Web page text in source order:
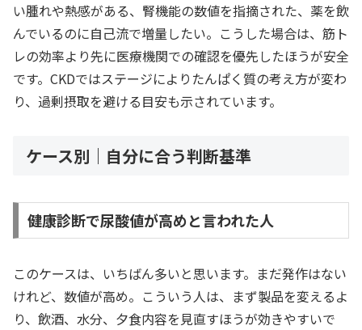
い腫れや熱感がある、腎機能の数値を指摘された、薬を飲
んでいるのに自己流で増量したい。こうした場合は、筋ト
レの効率より先に医療機関での確認を優先したほうが安全
です。CKDではステージによりたんぱく質の考え方が変わ
り、過剰摂取を避ける目安も示されています。
ケース別｜自分に合う判断基準
健康診断で尿酸値が高めと言われた人
このケースは、いちばん多いと思います。まだ発作はない
けれど、数値が高め。こういう人は、まず製品を変えるよ
り、飲酒、水分、夕食内容を見直すほうが効きやすいで